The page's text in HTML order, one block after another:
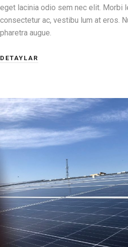
eget lacinia odio sem nec elit. Morbi
consectetur ac, vestibu lum at eros.
pharetra augue.
DETAYLAR